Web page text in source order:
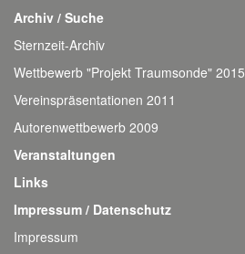
Archiv / Suche
Sternzeit-Archiv
Wettbewerb "Projekt Traumsonde" 2015
Vereinspräsentationen 2011
Autorenwettbewerb 2009
Veranstaltungen
Links
Impressum / Datenschutz
Impressum